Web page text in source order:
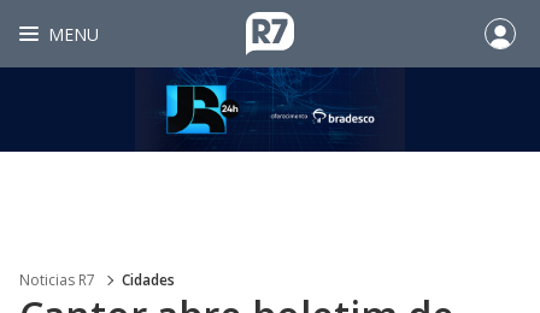
MENU
Noticias R7 Cidades